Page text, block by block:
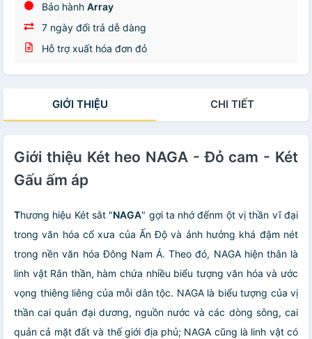
Bảo hành Array
7 ngày đổi trả dễ dàng
Hỗ trợ xuất hóa đơn đỏ
GIỚI THIỆU CHI TIẾT
Giới thiệu Két heo NAGA - Đỏ cam - Két
Gấu ấm áp
Thương hiệu Két sắt "NAGA" gợi ta nhớ đếnm ột vị thần vĩ đại
trong văn hóa cổ xưa của Ấn Độ và ảnh hưởng khá đậm nét
trong nền văn hóa Đông Nam Á. Theo đó, NAGA hiện thân là
linh vật Rắn thần, hàm chứa nhiều biểu tượng văn hóa và ước
vọng thiêng liêng của mỗi dân tộc. NAGA là biểu tượng của vị
thần cai quản đại dương, nguồn nước và các dòng sông, cai
quản cả mặt đất và thế giới địa phủ; NAGA cũng là linh vật có